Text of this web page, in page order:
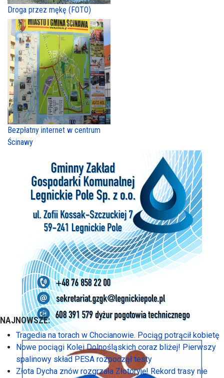
Droga przez mękę (FOTO)
Bezpłatny internet w centrum
Ścinawy
NAJNOWSZE:
Tragedia na torach w Chocianowie. Pociąg potrącił kobietę
Nowe pociągi Kolei Dolnośląskich coraz bliżej! Pierwszy
spalinowy skład PESA rozpoczął testy
Złota Dycha znów rozgrzała Złotoryję! Rekord trasy nie